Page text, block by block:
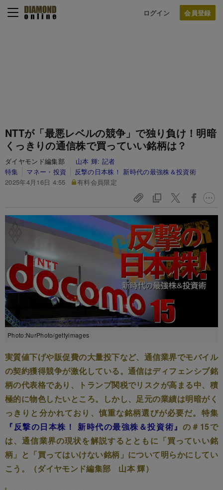
ログイン
NTTが「最悪レベルの競争」で独り負け！明暗
くっきりの通信株で買っていい銘柄は？
ダイヤモンド編集部 山本 輝: 記者
特集
マネー・投資
反撃の日本株！ 新時代の最強株＆投資術
2025年4月16日 4:55
有料会員限定
Photo:NurPhoto/gettyimages
実質値下げや販促費の大量投下など、通信業界でモバイル
の契約獲得競争が激化している。通信はディフェンシブ銘
柄の代表格であり、トランプ関税でリスクが高まる中、積
極的に物色したいところ。しかし、足元の業績は明暗がく
っきりと分かれており、慎重な銘柄選びが必要だ。特集
『反撃の日本株！ 新時代の最強株＆投資術』 の＃15で
は、通信業界の現状を解説するとともに「買っていい銘
柄」と「買ってはいけない銘柄」について明らかにしてい
こう。（ダイヤモンド編集部 山本 輝）